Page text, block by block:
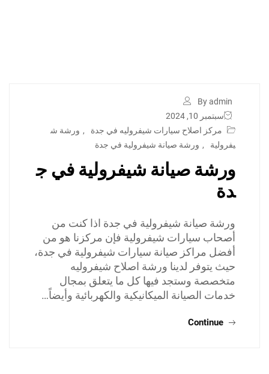
By admin
سبتمبر 10, 2024
مركز اصلاح سيارات شيفروليه في جدة
, ورشة ش
يفرولية
, ورشة صيانة شيفرولية في جدة
ورشة صيانة شيفرولية في ج
دة
ورشة صيانة شيفرولية في جدة اذا كنت من
أصحاب سيارات شيفرولية فإن مركزنا هو من
أفضل مراكز صيانة سيارات شيفرولية في جدة،
حيث يتوفر لدينا ورشة اصلاح شيفروليه
متخصصة وستجد فيها كل ما يتعلق بمجال
خدمات الصيانة الميكانيكية والكهربائية وأيضاً…
Continue